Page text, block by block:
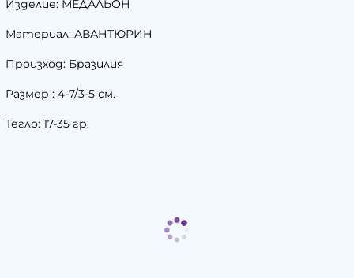
Изделие: МЕДАЛЬОН
Материал: АВАНТЮРИН
Произход: Бразилия
Размер : 4-7/3-5 см.
Тегло: 17-35 гр.